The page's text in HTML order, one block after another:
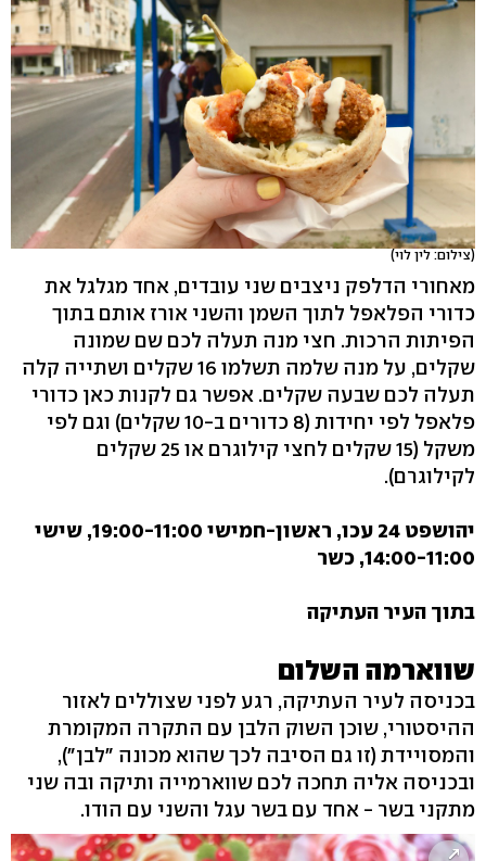
(צילום: לין לוי)
מאחורי הדלפק ניצבים שני עובדים, אחד מגלגל את
כדורי הפלאפל לתוך השמן והשני אורז אותם בתוך
הפיתות הרכות. חצי מנה תעלה לכם שם שמונה
שקלים, על מנה שלמה תשלמו 16 שקלים ושתייה קלה
תעלה לכם שבעה שקלים. אפשר גם לקנות כאן כדורי
פלאפל לפי יחידות (8 כדורים ב-10 שקלים) וגם לפי
משקל (15 שקלים לחצי קילוגרם או 25 שקלים
לקילוגרם).
יהושפט 24 עכו, ראשון-חמישי 19:00-11:00, שישי
14:00-11:00, כשר
בתוך העיר העתיקה
שווארמה השלום
בכניסה לעיר העתיקה, רגע לפני שצוללים לאזור
ההיסטורי, שוכן השוק הלבן עם התקרה המקומרת
והמסויידת (זו גם הסיבה לכך שהוא מכונה "לבן"),
ובכניסה אליה תחכה לכם שווארמייה ותיקה ובה שני
מתקני בשר - אחד עם בשר עגל והשני עם הודו.